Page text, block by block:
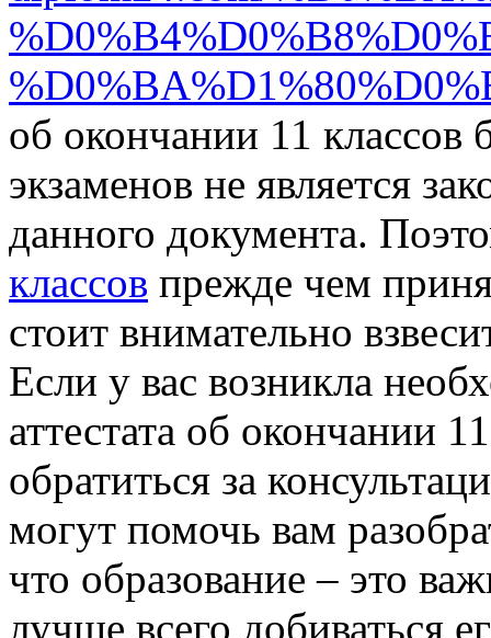
об окончании 11 классов
экзаменов не является
данного документа.
классов прежде чем
стоит внимательно
Если у вас возникла
аттестата об окончании
обратиться за
могут помочь вам
что образование – это
лучше всего добиваться